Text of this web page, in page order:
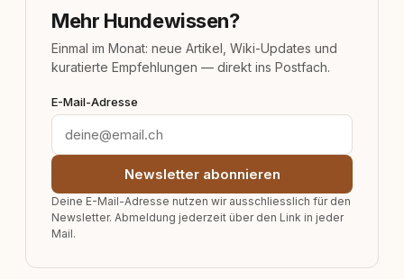
Mehr Hundewissen?
Einmal im Monat: neue Artikel, Wiki-Updates und
kuratierte Empfehlungen — direkt ins Postfach.
E-Mail-Adresse
Newsletter abonnieren
Deine E-Mail-Adresse nutzen wir ausschliesslich für den
Newsletter. Abmeldung jederzeit über den Link in jeder
Mail.